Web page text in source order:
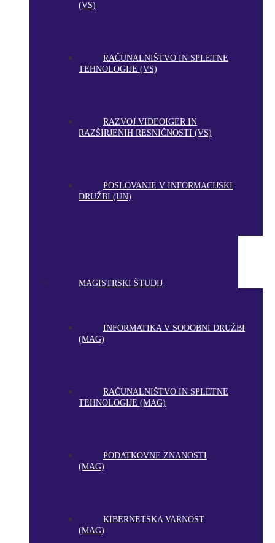
(VS)
RAČUNALNIŠTVO IN SPLETNE
TEHNOLOGIJE (VS)
RAZVOJ VIDEOIGER IN
RAZŠIRJENIH RESNIČNOSTI (VS)
POSLOVANJE V INFORMACIJSKI
DRUŽBI (UN)
MAGISTRSKI ŠTUDIJ
INFORMATIKA V SODOBNI DRUŽBI
(MAG)
RAČUNALNIŠTVO IN SPLETNE
TEHNOLOGIJE (MAG)
PODATKOVNE ZNANOSTI
(MAG)
KIBERNETSKA VARNOST
(MAG)